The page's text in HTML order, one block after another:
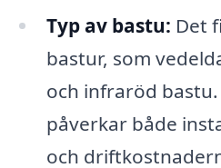
Typ av bastu: Det
bastur, som
och infraröd
påverkar både
och